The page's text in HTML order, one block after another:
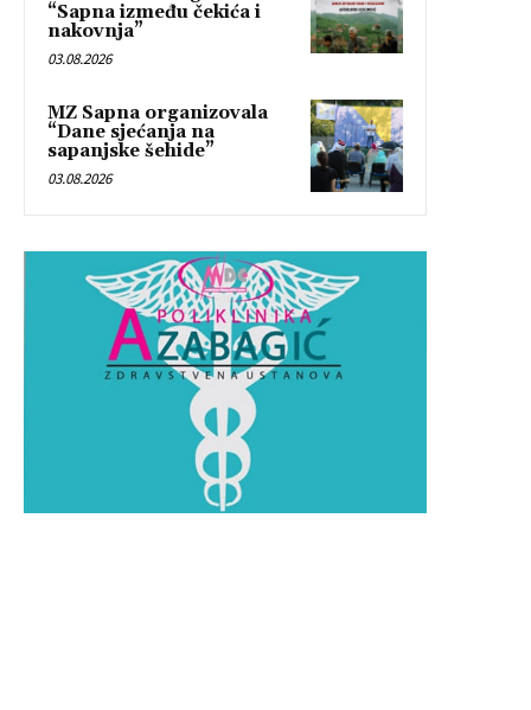
“Sapna između čekića i
nakovnja”
03.08.2026
MZ Sapna organizovala
“Dane sjećanja na
sapanjske šehide”
03.08.2026